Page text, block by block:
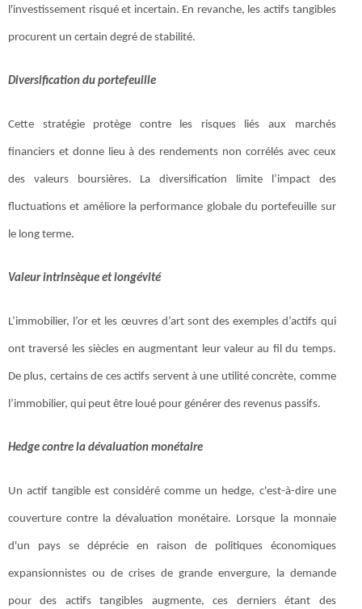
l'investissement risqué et incertain. En revanche, les actifs tangibles
procurent un certain degré de stabilité.
Diversification du portefeuille
Cette stratégie protège contre les risques liés aux marchés
financiers et donne lieu à des rendements non corrélés avec ceux
des valeurs boursières. La diversification limite l’impact des
fluctuations et améliore la performance globale du portefeuille sur
le long terme.
Valeur intrinsèque et longévité
L’immobilier, l’or et les œuvres d’art sont des exemples d’actifs qui
ont traversé les siècles en augmentant leur valeur au fil du temps.
De plus, certains de ces actifs servent à une utilité concrète, comme
l’immobilier, qui peut être loué pour générer des revenus passifs.
Hedge contre la dévaluation monétaire
Un actif tangible est considéré comme un hedge, c'est-à-dire une
couverture contre la dévaluation monétaire. Lorsque la monnaie
d'un pays se déprécie en raison de politiques économiques
expansionnistes ou de crises de grande envergure, la demande
pour des actifs tangibles augmente, ces derniers étant des